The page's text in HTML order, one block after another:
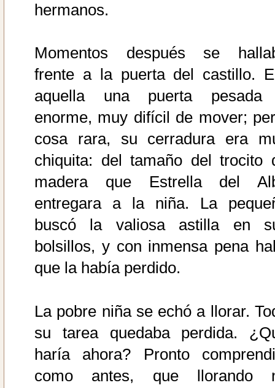
hermanos.
Momentos después se
frente a la puerta del castillo.
aquella una puerta
enorme, muy difícil de mover;
cosa rara, su cerradura era
chiquita: del tamaño del trocito
madera que Estrella del
entregara a la niña. La
buscó la valiosa astilla en
bolsillos, y con inmensa pena
que la había perdido.
La pobre niña se echó a llorar.
su tarea quedaba perdida.
haría ahora? Pronto
como antes, que llorando